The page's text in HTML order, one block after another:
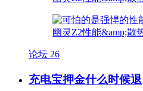
论坛 26
充电宝押金什么时候退